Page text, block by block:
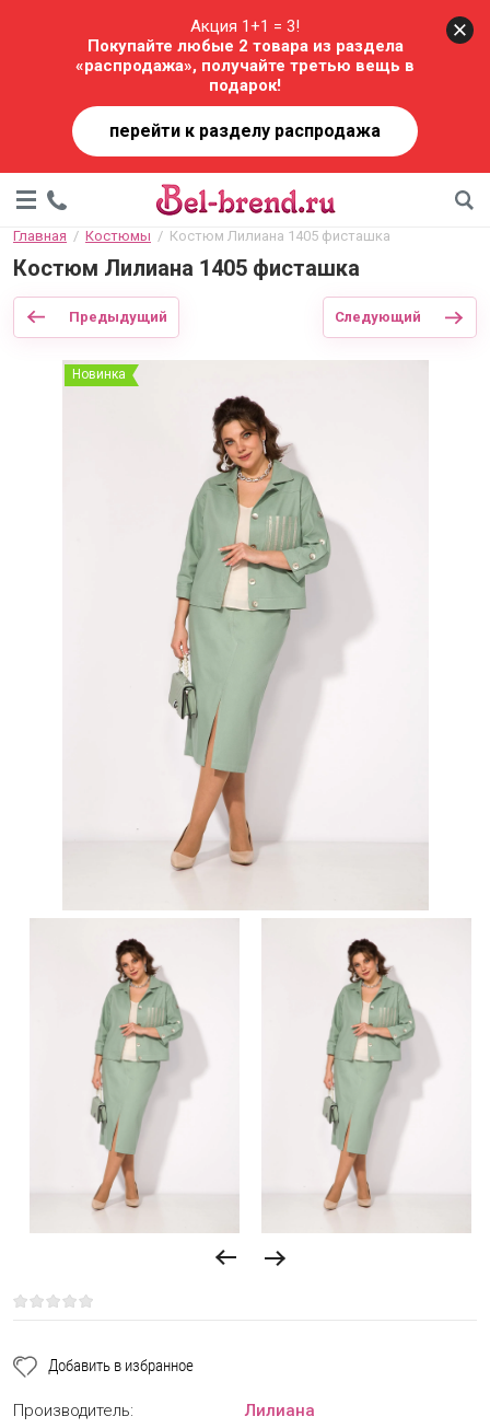
Акция 1+1 = 3!
Покупайте любые 2 товара из раздела
«распродажа», получайте третью вещь в
подарок!
перейти к разделу распродажа
Главная
  /
Костюмы
  /  Костюм Лилиана 1405 фисташка
Костюм Лилиана 1405 фисташка
Предыдущий Следующий
Новинка
Добавить в избранное
Производитель:
Лилиана